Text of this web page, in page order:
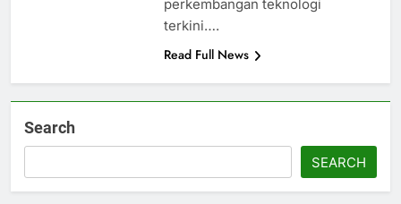
perkembangan teknologi
terkini….
Read Full News
Search
SEARCH